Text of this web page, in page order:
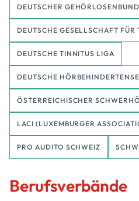
DEUTSCHER GEHÖRLOSENBUND
DEUTSCHE GESELLSCHAFT FÜR
DEUTSCHE TINNITUS LIGA
DEUTSCHE
ÖSTERREICHISCHER
LACI (LUXEMBURGER
PRO AUDITO SCHWEIZ
Berufsverbände